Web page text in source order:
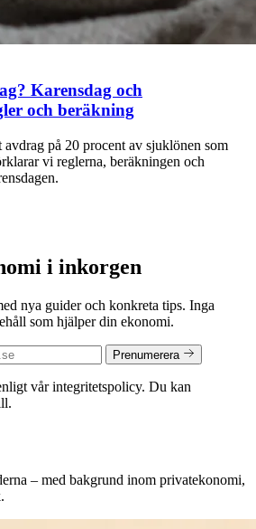
Karensdag och
och beräkning
avdrag på 20 procent av sjuklönen som
vi reglerna, beräkningen och
i inkorgen
nya guider och konkreta tips. Inga
som hjälper din ekonomi.
Prenumerera
vår integritetspolicy. Du kan
– med bakgrund inom privatekonomi,